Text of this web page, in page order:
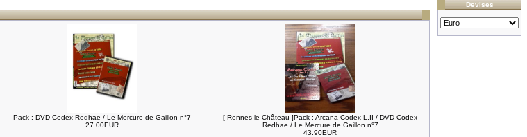
Pack : DVD Codex Redhae / Le Mercure de Gaillon n°7
27.00EUR
[ Rennes-le-Château ]Pack : Arcana Codex L.II / DVD Codex
Redhae / Le Mercure de Gaillon n°7
43.90EUR
Devises